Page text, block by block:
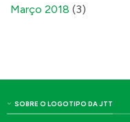
Março 2018 (3)
SOBRE O LOGOTIPO DA JTT